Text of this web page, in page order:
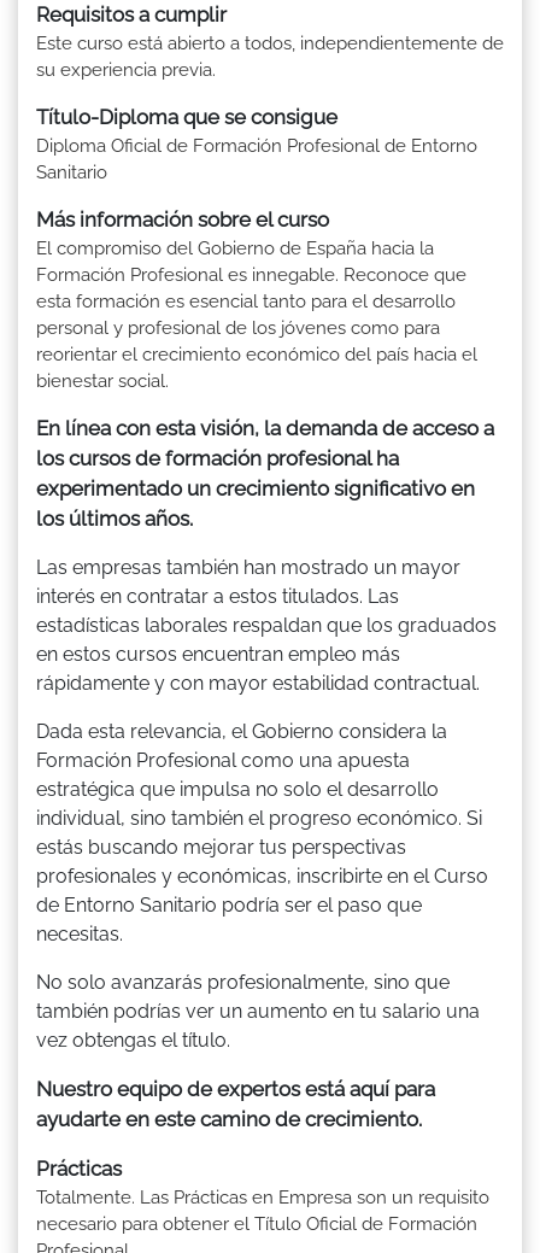
Requisitos a cumplir
Este curso está abierto a todos, independientemente de
su experiencia previa.
Título-Diploma que se consigue
Diploma Oficial de Formación Profesional de Entorno
Sanitario
Más información sobre el curso
El compromiso del Gobierno de España hacia la
Formación Profesional es innegable. Reconoce que
esta formación es esencial tanto para el desarrollo
personal y profesional de los jóvenes como para
reorientar el crecimiento económico del país hacia el
bienestar social.
En línea con esta visión, la demanda de acceso a
los cursos de formación profesional ha
experimentado un crecimiento significativo en
los últimos años.
Las empresas también han mostrado un mayor
interés en contratar a estos titulados. Las
estadísticas laborales respaldan que los graduados
en estos cursos encuentran empleo más
rápidamente y con mayor estabilidad contractual.
Dada esta relevancia, el Gobierno considera la
Formación Profesional como una apuesta
estratégica que impulsa no solo el desarrollo
individual, sino también el progreso económico. Si
estás buscando mejorar tus perspectivas
profesionales y económicas, inscribirte en el Curso
de Entorno Sanitario podría ser el paso que
necesitas.
No solo avanzarás profesionalmente, sino que
también podrías ver un aumento en tu salario una
vez obtengas el título.
Nuestro equipo de expertos está aquí para
ayudarte en este camino de crecimiento.
Prácticas
Totalmente. Las Prácticas en Empresa son un requisito
necesario para obtener el Título Oficial de Formación